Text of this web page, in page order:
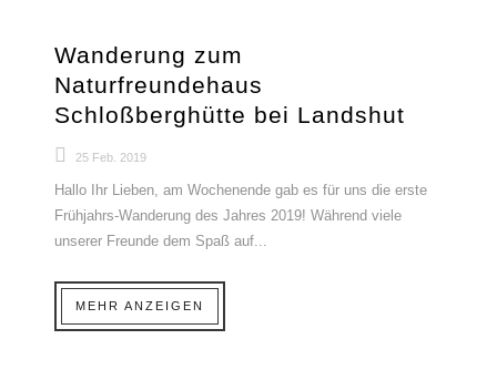
Wanderung zum
Naturfreundehaus
Schloßberghütte bei Landshut
25 Feb. 2019
Hallo Ihr Lieben, am Wochenende gab es für uns die erste
Frühjahrs-Wanderung des Jahres 2019! Während viele
unserer Freunde dem Spaß auf...
MEHR ANZEIGEN